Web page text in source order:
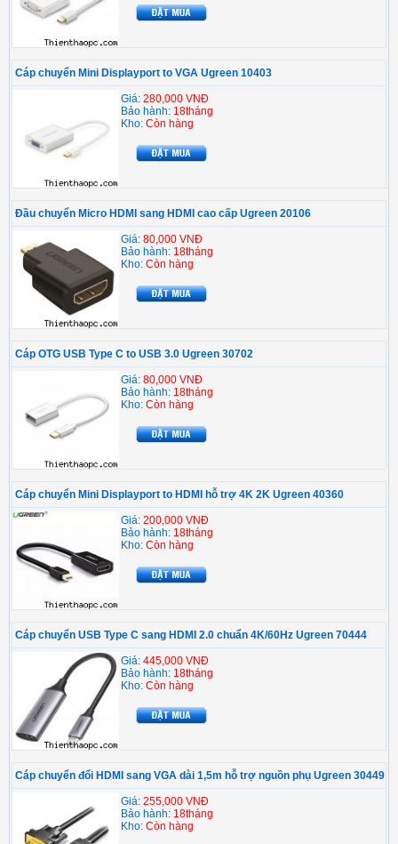
Cáp chuyển Mini Displayport to VGA Ugreen 10403
Giá: 280,000 VNĐ
Bảo hành: 18tháng
Kho: Còn hàng
Đầu chuyển Micro HDMI sang HDMI cao cấp Ugreen 20106
Giá: 80,000 VNĐ
Bảo hành: 18tháng
Kho: Còn hàng
Cáp OTG USB Type C to USB 3.0 Ugreen 30702
Giá: 80,000 VNĐ
Bảo hành: 18tháng
Kho: Còn hàng
Cáp chuyển Mini Displayport to HDMI hỗ trợ 4K 2K Ugreen 40360
Giá: 200,000 VNĐ
Bảo hành: 18tháng
Kho: Còn hàng
Cáp chuyển USB Type C sang HDMI 2.0 chuẩn 4K/60Hz Ugreen 70444
Giá: 445,000 VNĐ
Bảo hành: 18tháng
Kho: Còn hàng
Cáp chuyển đổi HDMI sang VGA dài 1,5m hỗ trợ nguồn phụ Ugreen 30449
Giá: 255,000 VNĐ
Bảo hành: 18tháng
Kho: Còn hàng